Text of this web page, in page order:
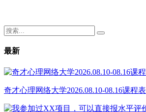
最新
奇才心理网络大学2026.08.10-08.16课程表